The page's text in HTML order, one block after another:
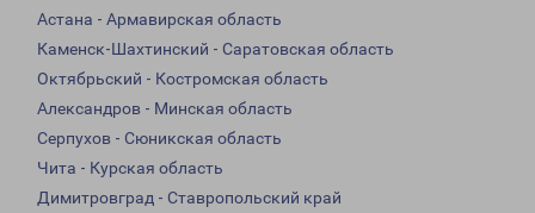
Астана - Армавирская область
Каменск-Шахтинский - Саратовская область
Октябрьский - Костромская область
Александров - Минская область
Серпухов - Сюникская область
Чита - Курская область
Димитровград - Ставропольский край